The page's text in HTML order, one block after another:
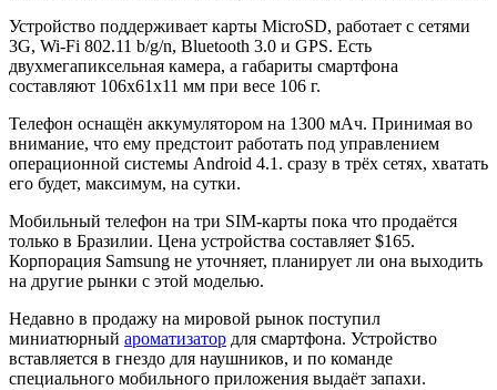
Устройство поддерживает карты MicroSD, работает с сетями
3G, Wi-Fi 802.11 b/g/n, Bluetooth 3.0 и GPS. Есть
двухмегапиксельная камера, а габариты смартфона
составляют 106х61х11 мм при весе 106 г.
Телефон оснащён аккумулятором на 1300 мАч. Принимая во
внимание, что ему предстоит работать под управлением
операционной системы Android 4.1. сразу в трёх сетях, хватать
его будет, максимум, на сутки.
Мобильный телефон на три SIM-карты пока что продаётся
только в Бразилии. Цена устройства составляет $165.
Корпорация Samsung не уточняет, планирует ли она выходить
на другие рынки с этой моделью.
Недавно в продажу на мировой рынок поступил
миниатюрный ароматизатор для смартфона. Устройство
вставляется в гнездо для наушников, и по команде
специального мобильного приложения выдаёт запахи.